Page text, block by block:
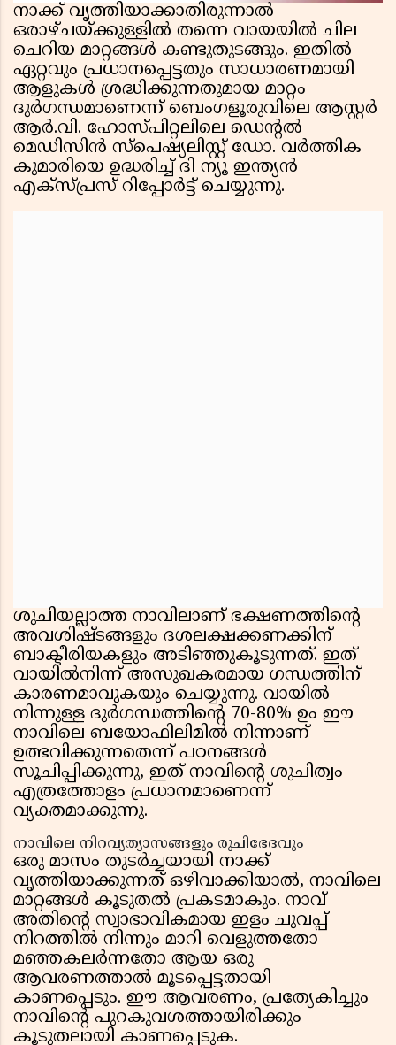
നാക്ക് വൃത്തിയാക്കാതിരുന്നാൽ
ഒരാഴ്ചയ്ക്കുള്ളിൽ തന്നെ വായയിൽ ചില
ചെറിയ മാറ്റങ്ങൾ കണ്ടുതുടങ്ങും. ഇതിൽ
ഏറ്റവും പ്രധാനപ്പെട്ടതും സാധാരണമായി
ആളുകൾ ശ്രദ്ധിക്കുന്നതുമായ മാറ്റം
ദുർഗന്ധമാണെന്ന് ബെംഗളൂരുവിലെ ആസ്റ്റർ
ആർ.വി. ഹോസ്പിറ്റലിലെ ഡെന്റൽ
മെഡിസിൻ സ്പെഷ്യലിസ്റ്റ് ഡോ. വർത്തിക
കുമാരിയെ ഉദ്ധരിച്ച് ദി ന്യൂ ഇന്ത്യൻ
എക്സ്പ്രസ് റിപ്പോർട്ട്‌ ചെയ്യുന്നു.
ശുചിയല്ലാത്ത നാവിലാണ് ഭക്ഷണത്തിന്റെ
അവശിഷ്ടങ്ങളും ദശലക്ഷക്കണക്കിന്
ബാക്ടീരിയകളും അടിഞ്ഞുകൂടുന്നത്. ഇത്
വായിൽനിന്ന് അസുഖകരമായ ഗന്ധത്തിന്
കാരണമാവുകയും ചെയ്യുന്നു. വായിൽ
നിന്നുള്ള ദുർഗന്ധത്തിന്റെ 70-80% ഉം ഈ
നാവിലെ ബയോഫിലിമിൽ നിന്നാണ്
ഉത്ഭവിക്കുന്നതെന്ന് പഠനങ്ങൾ
സൂചിപ്പിക്കുന്നു, ഇത് നാവിന്റെ ശുചിത്വം
എത്രത്തോളം പ്രധാനമാണെന്ന്
വ്യക്തമാക്കുന്നു.
നാവിലെ നിറവ്യത്യാസങ്ങളും രുചിഭേദവും
ഒരു മാസം തുടർച്ചയായി നാക്ക്
വൃത്തിയാക്കുന്നത് ഒഴിവാക്കിയാൽ, നാവിലെ
മാറ്റങ്ങൾ കൂടുതൽ പ്രകടമാകും. നാവ്
അതിന്റെ സ്വാഭാവികമായ ഇളം ചുവപ്പ്
നിറത്തിൽ നിന്നും മാറി വെളുത്തതോ
മഞ്ഞകലർന്നതോ ആയ ഒരു
ആവരണത്താൽ മൂടപ്പെട്ടതായി
കാണപ്പെടും. ഈ ആവരണം, പ്രത്യേകിച്ചും
നാവിന്റെ പുറകുവശത്തായിരിക്കും
കൂടുതലായി കാണപ്പെടുക.